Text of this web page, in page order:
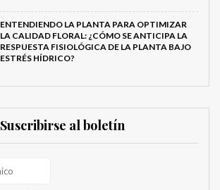
ENTENDIENDO LA PLANTA PARA OPTIMIZAR
LA CALIDAD FLORAL: ¿CÓMO SE ANTICIPA LA
RESPUESTA FISIOLÓGICA DE LA PLANTA BAJO
ESTRÉS HÍDRICO?
Suscribirse al boletín